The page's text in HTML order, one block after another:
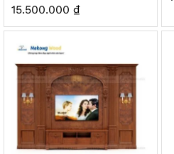
15.500.000 ₫